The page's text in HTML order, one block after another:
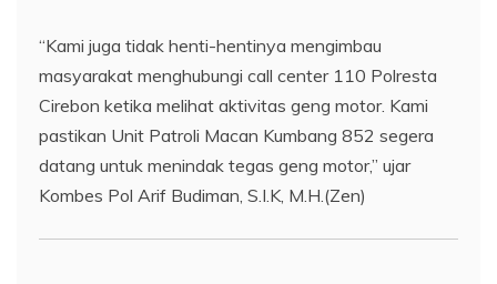
“Kami juga tidak henti-hentinya mengimbau
masyarakat menghubungi call center 110 Polresta
Cirebon ketika melihat aktivitas geng motor. Kami
pastikan Unit Patroli Macan Kumbang 852 segera
datang untuk menindak tegas geng motor,” ujar
Kombes Pol Arif Budiman, S.I.K, M.H.(Zen)